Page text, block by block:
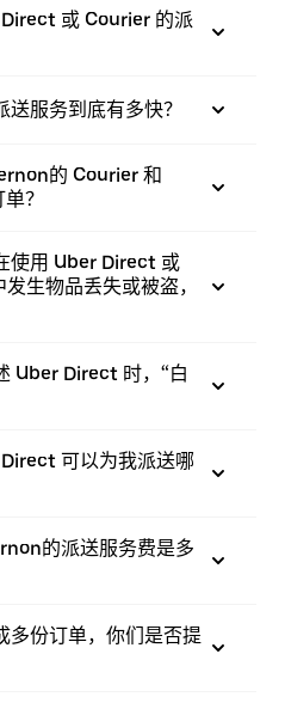
或 Courier 的派
服务到底有多快？
的 Courier 和
？
使用 Uber Direct 或
生物品丢失或被盗，
Uber Direct 时，“白
可以为我派送哪
的派送服务费是多
份订单，你们是否提